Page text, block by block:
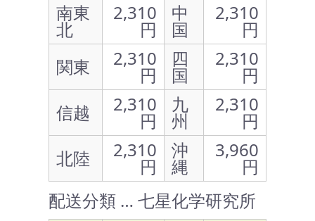
南東
北
2,310
円
中
国
2,310
円
関東
2,310
円
四
国
2,310
円
信越
2,310
円
九
州
2,310
円
北陸
2,310
円
沖
縄
3,960
円
配送分類 … 七星化学研究所